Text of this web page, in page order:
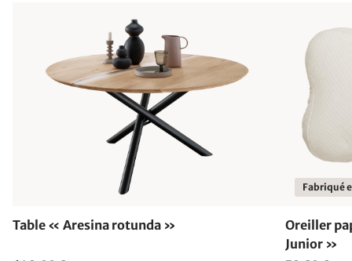
Table « Aresina rotunda »
Fabriqué
Oreiller
Junior »